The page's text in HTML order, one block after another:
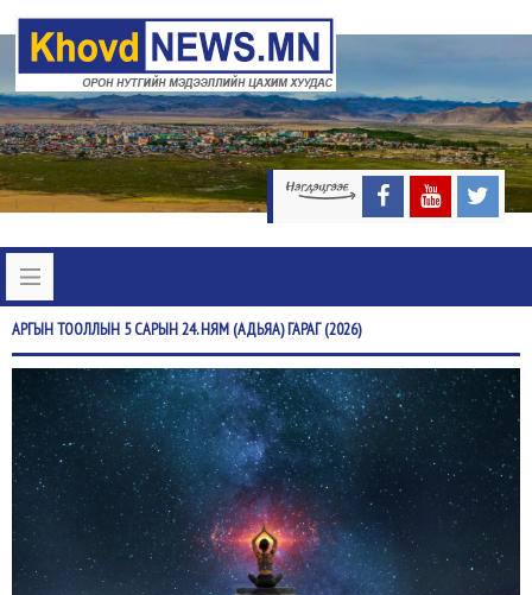
АРГЫНТООЛЛЫН 5 САРЫН 24. НЯМ (АДЬЯА) ГАРАГ (2026)